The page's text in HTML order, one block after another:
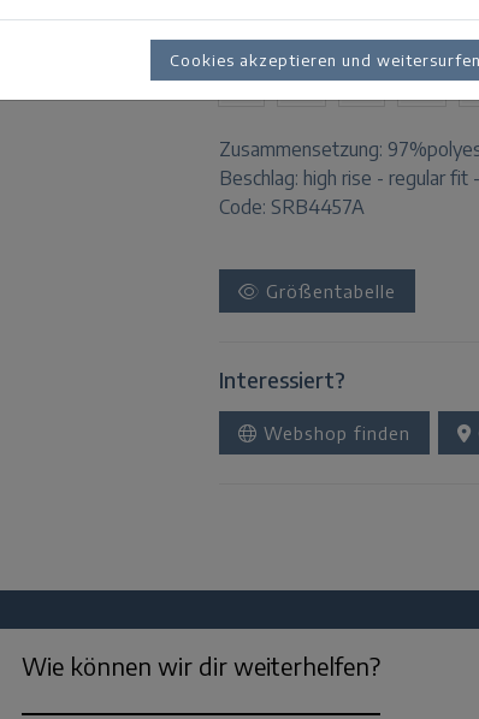
VERFÜGBARE GRÖSSEN:
Zusammensetzung:
Beschlag: high rise - regular fit
Code: SRB4457A
Größentabelle
Interessiert?
Webshop finden
Cookies akzeptieren und weitersurfen
Wie können wir dir weiterhelfen?